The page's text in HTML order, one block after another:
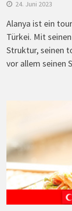
24. Juni 2023
Alanya ist ein
Türkei. Mit
Struktur, seinen
vor allem seinen